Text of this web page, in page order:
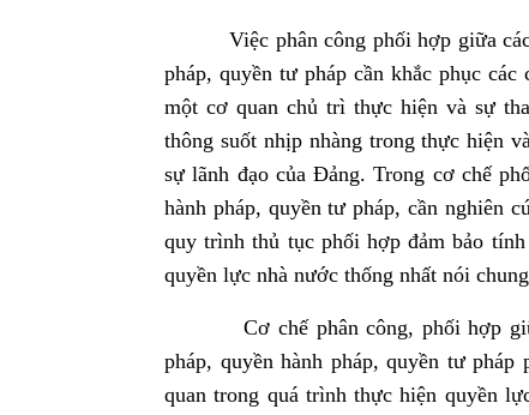
Việc phân công phối hợp giữa các
pháp, quyền tư pháp cần khắc phục
một cơ quan chủ trì thực hiện và sự
thông suốt nhịp nhàng trong thực hiện
sự lãnh đạo của Đảng. Trong cơ chế
hành pháp, quyền tư pháp, cần nghiên
quy trình thủ tục phối hợp đảm bảo
quyền lực nhà nước thống nhất nói
Cơ chế phân công, phối hợp giữa
pháp, quyền hành pháp, quyền tư
quan trong quá trình thực hiện quyền